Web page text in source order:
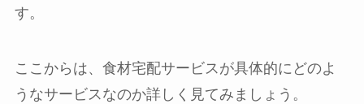
す。
ここからは、食材宅配サービスが具体的にどのよ
うなサービスなのか詳しく見てみましょう。